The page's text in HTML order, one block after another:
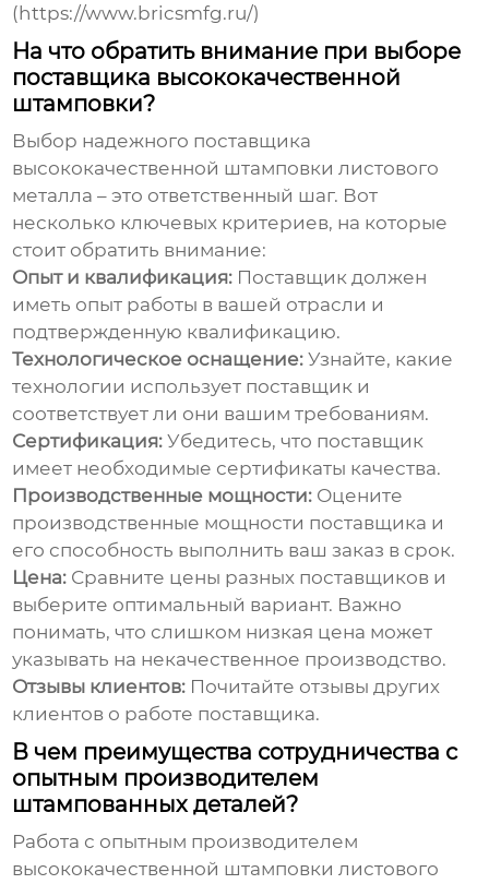
(https://www.bricsmfg.ru/)
На что обратить внимание при выборе
поставщика высококачественной
штамповки?
Выбор надежного поставщика
высококачественной штамповки листового
металла – это ответственный шаг. Вот
несколько ключевых критериев, на которые
стоит обратить внимание:
Опыт и квалификация: Поставщик должен
иметь опыт работы в вашей отрасли и
подтвержденную квалификацию.
Технологическое оснащение: Узнайте, какие
технологии использует поставщик и
соответствует ли они вашим требованиям.
Сертификация: Убедитесь, что поставщик
имеет необходимые сертификаты качества.
Производственные мощности: Оцените
производственные мощности поставщика и
его способность выполнить ваш заказ в срок.
Цена: Сравните цены разных поставщиков и
выберите оптимальный вариант. Важно
понимать, что слишком низкая цена может
указывать на некачественное производство.
Отзывы клиентов: Почитайте отзывы других
клиентов о работе поставщика.
В чем преимущества сотрудничества с
опытным производителем
штампованных деталей?
Работа с опытным производителем
высококачественной штамповки листового